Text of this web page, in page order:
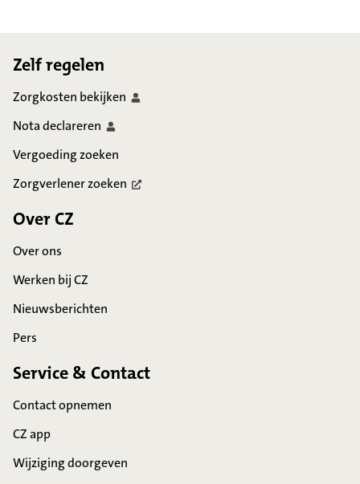
Zelf regelen
Zorgkosten bekijken
Notadeclareren
Vergoeding zoeken
Zorgverlenerzoeken
Over CZ
Over ons
Werken bij CZ
Nieuwsberichten
Pers
Service & Contact
Contact opnemen
CZ app
Wijziging doorgeven